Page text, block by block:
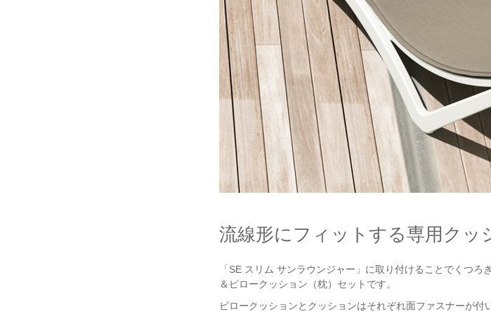
流線形にフィットする専用クッ
「SE スリム サンラウンジャー」に取り付けることでくつ
＆ピロークッション（枕）セットです。
ピロークッションとクッションはそれぞれ面ファスナーが